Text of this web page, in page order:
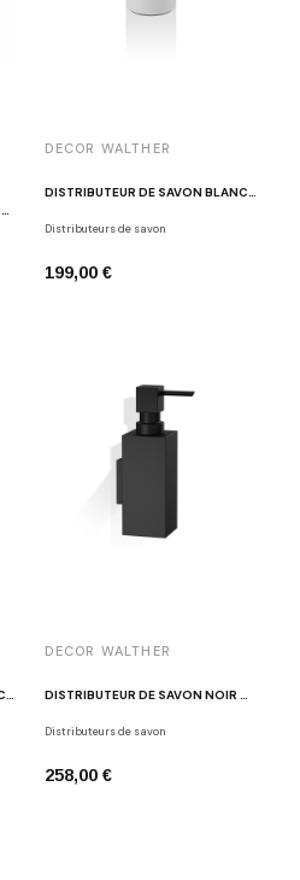
DISTRIBUTEUR DE SAVON LAITON MAT NON VERNI MK SSP
DECOR WALTHER
DISTRIBUTEUR DE SAVON BLANC - INOX BROSSÉ STONE SSP
Distributeurs de savon
199,00 €
DISTRIBUTEUR DE SAVON BLANC - INOX BROSSÉ STONE WSP
DECOR WALTHER
DISTRIBUTEUR DE SAVON NOIR MAT DW375 N
Distributeurs de savon
258,00 €